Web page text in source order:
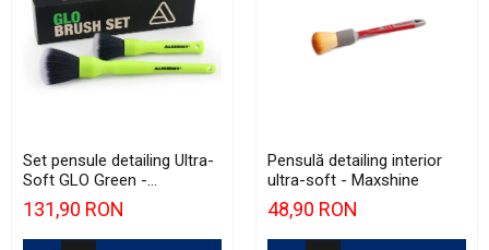
Set pensule detailing Ultra-
Soft GLO Green -
ALCHEMY
131,90 RON
Pensulă detailing interior
ultra-soft - Maxshine
48,90 RON